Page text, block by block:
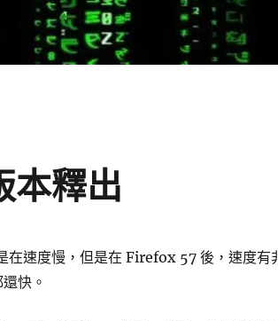
釋出
在速度慢，但是在 Firefox 57 後，速度有
快。